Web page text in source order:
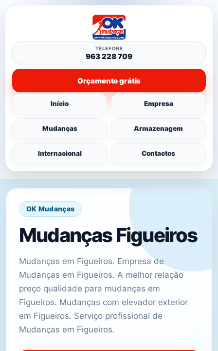
Início Empresa
Mudanças Armazenagem
Internacional Contactos
TELEFONE
963 228 709
Orçamento grátis
OK Mudanças
Mudanças Figueiros
Mudanças em Figueiros. Empresa de
Mudanças em Figueiros. A melhor relação
preço qualidade para mudanças em
Figueiros. Mudanças com elevador exterior
em Figueiros. Serviço profissional de
Mudanças em Figueiros.